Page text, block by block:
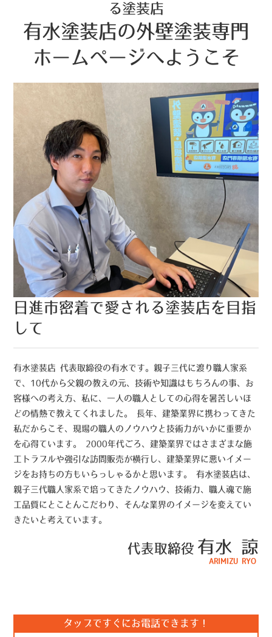
る塗装店
有水塗装店の外壁塗装専門
ホームページへようこそ
日進市密着で愛される塗装店を目指
して
有水塗装店 代表取締役の有水です。親子三代に渡り職人家系
で、10代から父親の教えの元、技術や知識はもちろんの事、お
客様への考え方、私に、一人の職人としての心得を暑苦しいほ
どの情熱で教えてくれました。 長年、建築業界に携わってきた
私だからこそ、現場の職人のノウハウと技術力がいかに重要か
を心得ています。 2000年代ごろ、建築業界ではさまざまな施
工トラブルや強引な訪問販売が横行し、建築業界に悪いイメー
ジをお持ちの方もいらっしゃるかと思います。 有水塗装店は、
親子三代職人家系で培ってきたノウハウ、技術力、職人魂で施
工品質にとことんこだわり、そんな業界のイメージを変えてい
きたいと考えています。
代表取締役 有水 諒
ARIMIZU RYO
タップですぐにお電話できます！